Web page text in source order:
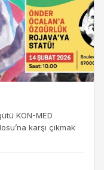
KON-MED
karşı çıkmak